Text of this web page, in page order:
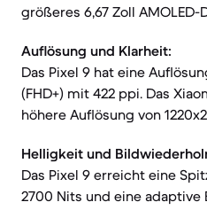
größeres 6,67 Zoll AMOLED-
Auflösung und Klarheit:
Das Pixel 9 hat eine
(FHD+) mit 422 ppi. Das
höhere Auflösung von
Helligkeit und
Das Pixel 9 erreicht eine
2700 Nits und eine